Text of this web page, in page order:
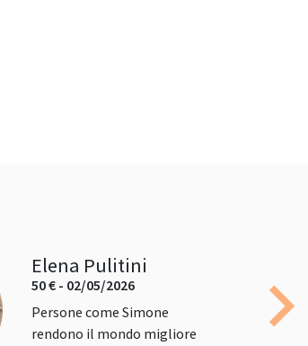
Elena Pulitini
50 € - 02/05/2026
Persone come Simone
rendono il mondo migliore